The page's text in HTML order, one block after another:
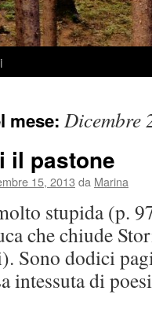
mese: Dicembre
il pastone
15, 2013 da Marina
stupida (p.
che chiude
Sono dodici
intessuta di